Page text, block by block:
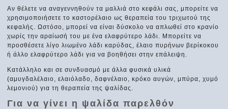
Αν θέλετε να αναγεννηθούν τα μαλλιά στο κεφάλι σας, μπορείτε να
χρησιμοποιήσετε το καστορέλαιο ως θεραπεία του τριχωτού της
κεφαλής. Ωστόσο, μπορεί να είναι δύσκολο να απλωθεί στο κρανίο
χωρίς την αραίωσή του με ένα ελαφρύτερο λάδι. Μπορείτε να
προσθέσετε λίγο λιωμένο λάδι καρύδας, έλαιο πυρήνων βερίκοκου
ή άλλο ελαφρύτερο λάδι για να βοηθήσει στην επάλειψη.
Κατάλληλο και σε συνδυασμό με άλλα φυσικά υλικά
(αμυγδαλέλαιο, ελαιόλαδο, δαφνέλαιο, κρόκο αυγών, μπύρα, χυμό
λεμονιού) για τη θεραπεία της ψαλίδας.
Για να γίνει η ψαλίδα παρελθόν